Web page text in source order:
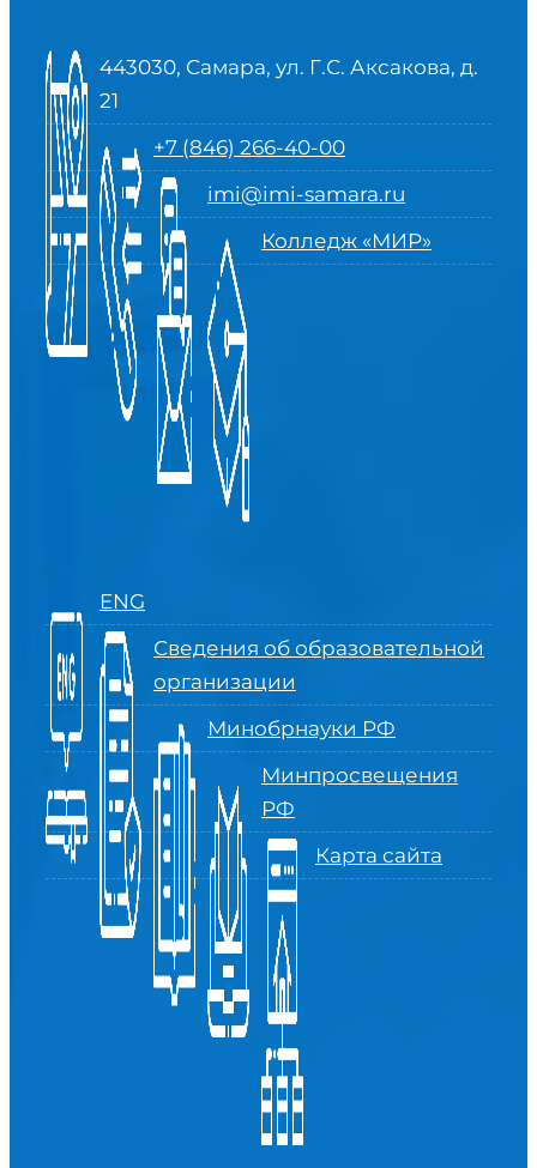
443030, Самара, ул. Г.С. Аксакова, д.
21
+7 (846) 266-40-00
imi@imi-samara.ru
Колледж «МИР»
ENG
Сведения об образовательной
организации
Минобрнауки РФ
Минпросвещения
РФ
Карта сайта